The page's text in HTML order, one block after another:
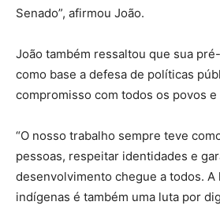
Senado”, afirmou João.
João também ressaltou que sua
como base a defesa de políticas
compromisso com todos os povos e
“O nosso trabalho sempre teve
pessoas, respeitar identidades e
desenvolvimento chegue a todos. A
indígenas é também uma luta por